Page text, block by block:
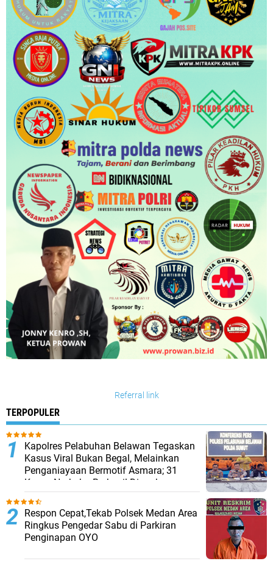
Referral link
TERPOPULER
Kapolres Pelabuhan Belawan Tegaskan
Kasus Viral Bukan Begal, Melainkan
Penganiayaan Bermotif Asmara; 31
Kasus Narkoba Berhasil Diungkap
Respon Cepat,Tekab Polsek Medan Area
Ringkus Pengedar Sabu di Parkiran
Penginapan OYO